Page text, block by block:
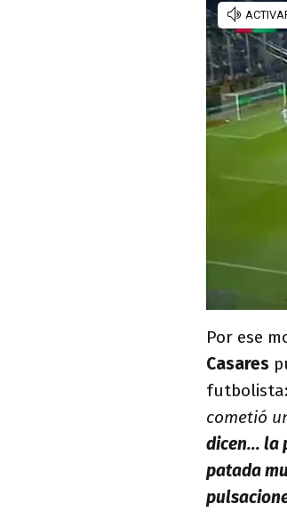
Por ese
Casares
cometió
dicen... la
patada